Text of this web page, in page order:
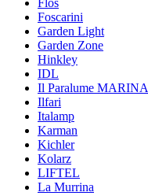
Flos
Foscarini
Garden Light
Garden Zone
Hinkley
IDL
Il Paralume MARINA
Ilfari
Italamp
Karman
Kichler
Kolarz
LIFTEL
La Murrina